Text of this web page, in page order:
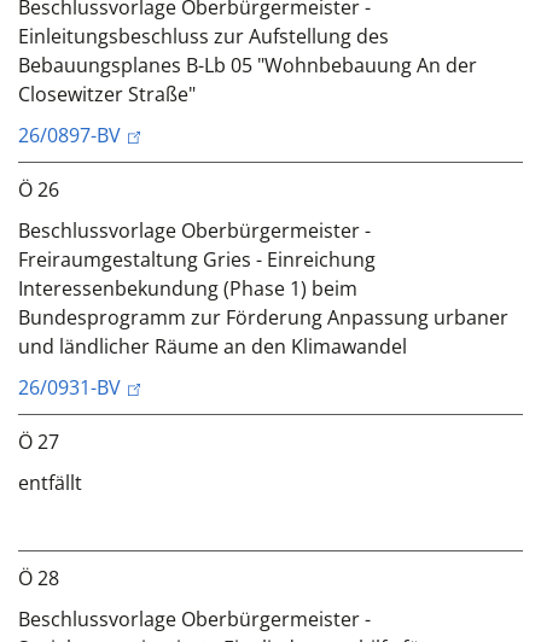
Beschlussvorlage Oberbürgermeister -
Einleitungsbeschluss zur Aufstellung des
Bebauungsplanes B-Lb 05 "Wohnbebauung An der
Closewitzer Straße"
26/0897-BV
Ö 26
Beschlussvorlage Oberbürgermeister -
Freiraumgestaltung Gries - Einreichung
Interessenbekundung (Phase 1) beim
Bundesprogramm zur Förderung Anpassung urbaner
und ländlicher Räume an den Klimawandel
26/0931-BV
Ö 27
entfällt
Ö 28
Beschlussvorlage Oberbürgermeister -